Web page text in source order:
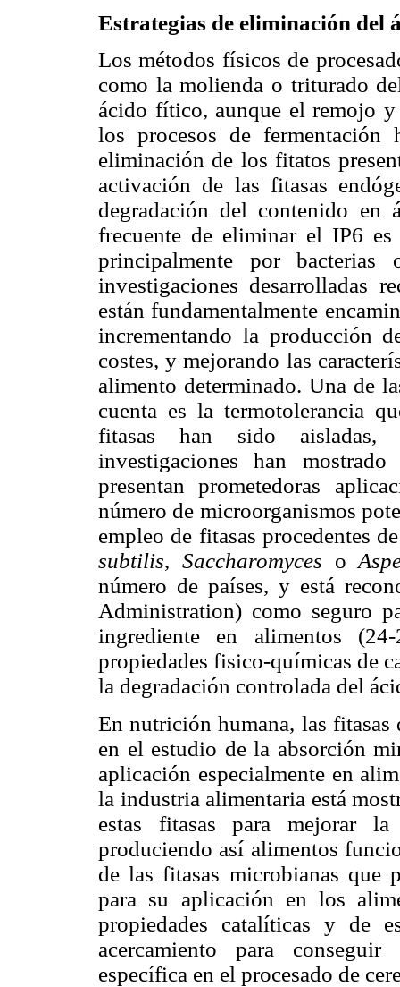
Estrategias de eliminación del
Los métodos físicos de
como la molienda o triturado
ácido fítico, aunque el remojo
los procesos de fermentación
eliminación de los fitatos
activación de las fitasas
degradación del contenido
frecuente de eliminar el IP6
principalmente por
investigaciones desarrolladas
están fundamentalmente
incrementando la producción
costes, y mejorando las
alimento determinado. Una de
cuenta es la termotolerancia
fitasas han sido aisladas,
investigaciones han
presentan prometedoras
número de microorganismos
empleo de fitasas procedentes
subtilis, Saccharomyces o
número de países, y está
Administration) como seguro
ingrediente en alimentos
propiedades fisico-químicas de
la degradación controlada del
En nutrición humana, las
en el estudio de la absorción
aplicación especialmente en
la industria alimentaria está
estas fitasas para mejorar
produciendo así alimentos
de las fitasas microbianas que
para su aplicación en los
propiedades catalíticas y de
acercamiento para
específica en el procesado de